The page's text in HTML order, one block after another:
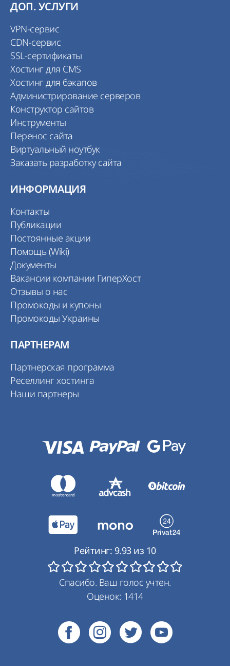
ДОП. УСЛУГИ
VPN-сервис
CDN-сервис
SSL-сертификаты
Хостинг для CMS
Хостинг для бэкапов
Администрирование серверов
Конструктор сайтов
Инструменты
Перенос сайта
Виртуальный ноутбук
Заказать разработку сайта
ИНФОРМАЦИЯ
Контакты
Публикации
Постоянные акции
Помощь (Wiki)
Документы
Вакансии компании ГиперХост
Отзывы о нас
Промокоды и купоны
Промокоды Украины
ПАРТНЕРАМ
Партнерская программа
Реселлинг хостинга
Наши партнеры
Рейтинг: 9.93из 10
Спасибо. Ваш голос учтен.
Оценок: 1414